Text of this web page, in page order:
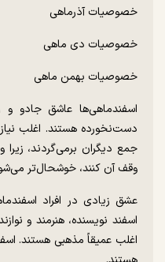
خصوصیات آذرماهی
خصوصیات دی ماهی
خصوصیات بهمن ماهی
اسفندماهی‌ها عاشق جادو و
دست‌نخورده هستند. اغلب نیاز
جمع دیگران برمی‌گردند،
وقف آن کنند، خوشحال‌تر
عشق زیادی در افراد
اسفند نویسنده، هنرمند و
اغلب عمیقاً مذهبی هستند.